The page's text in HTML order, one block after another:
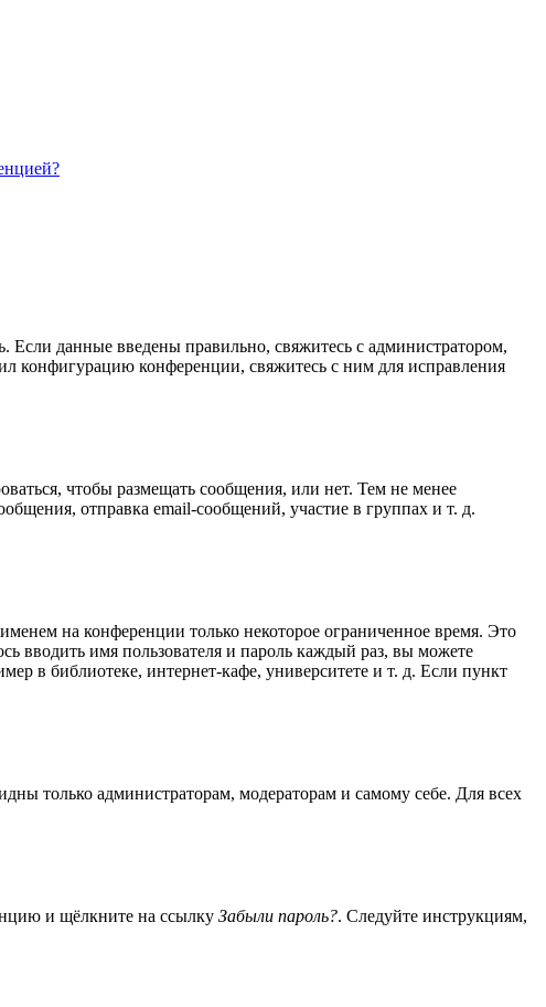
Если данные введены правильно, свяжитесь с администратором,
конфигурацию конференции, свяжитесь с ним для исправления
чтобы размещать сообщения, или нет. Тем не менее
отправка email-сообщений, участие в группах и т. д.
на конференции только некоторое ограниченное время. Это
вводить имя пользователя и пароль каждый раз, вы можете
в библиотеке, интернет-кафе, университете и т. д. Если пункт
только администраторам, модераторам и самому себе. Для всех
и щёлкните на ссылку Забыли пароль?. Следуйте инструкциям,